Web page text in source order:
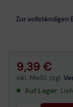
Zur vollständigen
9,39 €
inkl. MwSt. zzgl.
Auf Lager: